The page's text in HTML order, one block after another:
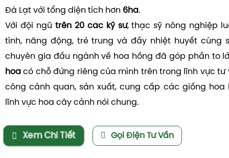
Đà Lạt với tổng diện tích hơn 6ha.
Với đội ngũ trên 20 các kỹ sư, thạc sỹ nông nghiệp
tình, năng động, trẻ trung và đầy nhiệt huyết cùng
chuyên gia đầu ngành về hoa hồng đã góp phần to
hoa có chỗ đứng riêng của mình trên trong lĩnh vực tư
công cảnh quan, sản xuất, cung cấp các giống hoa
lĩnh vực hoa cây cảnh nói chung.
Xem Chi Tiết Gọi Điện Tư Vấn